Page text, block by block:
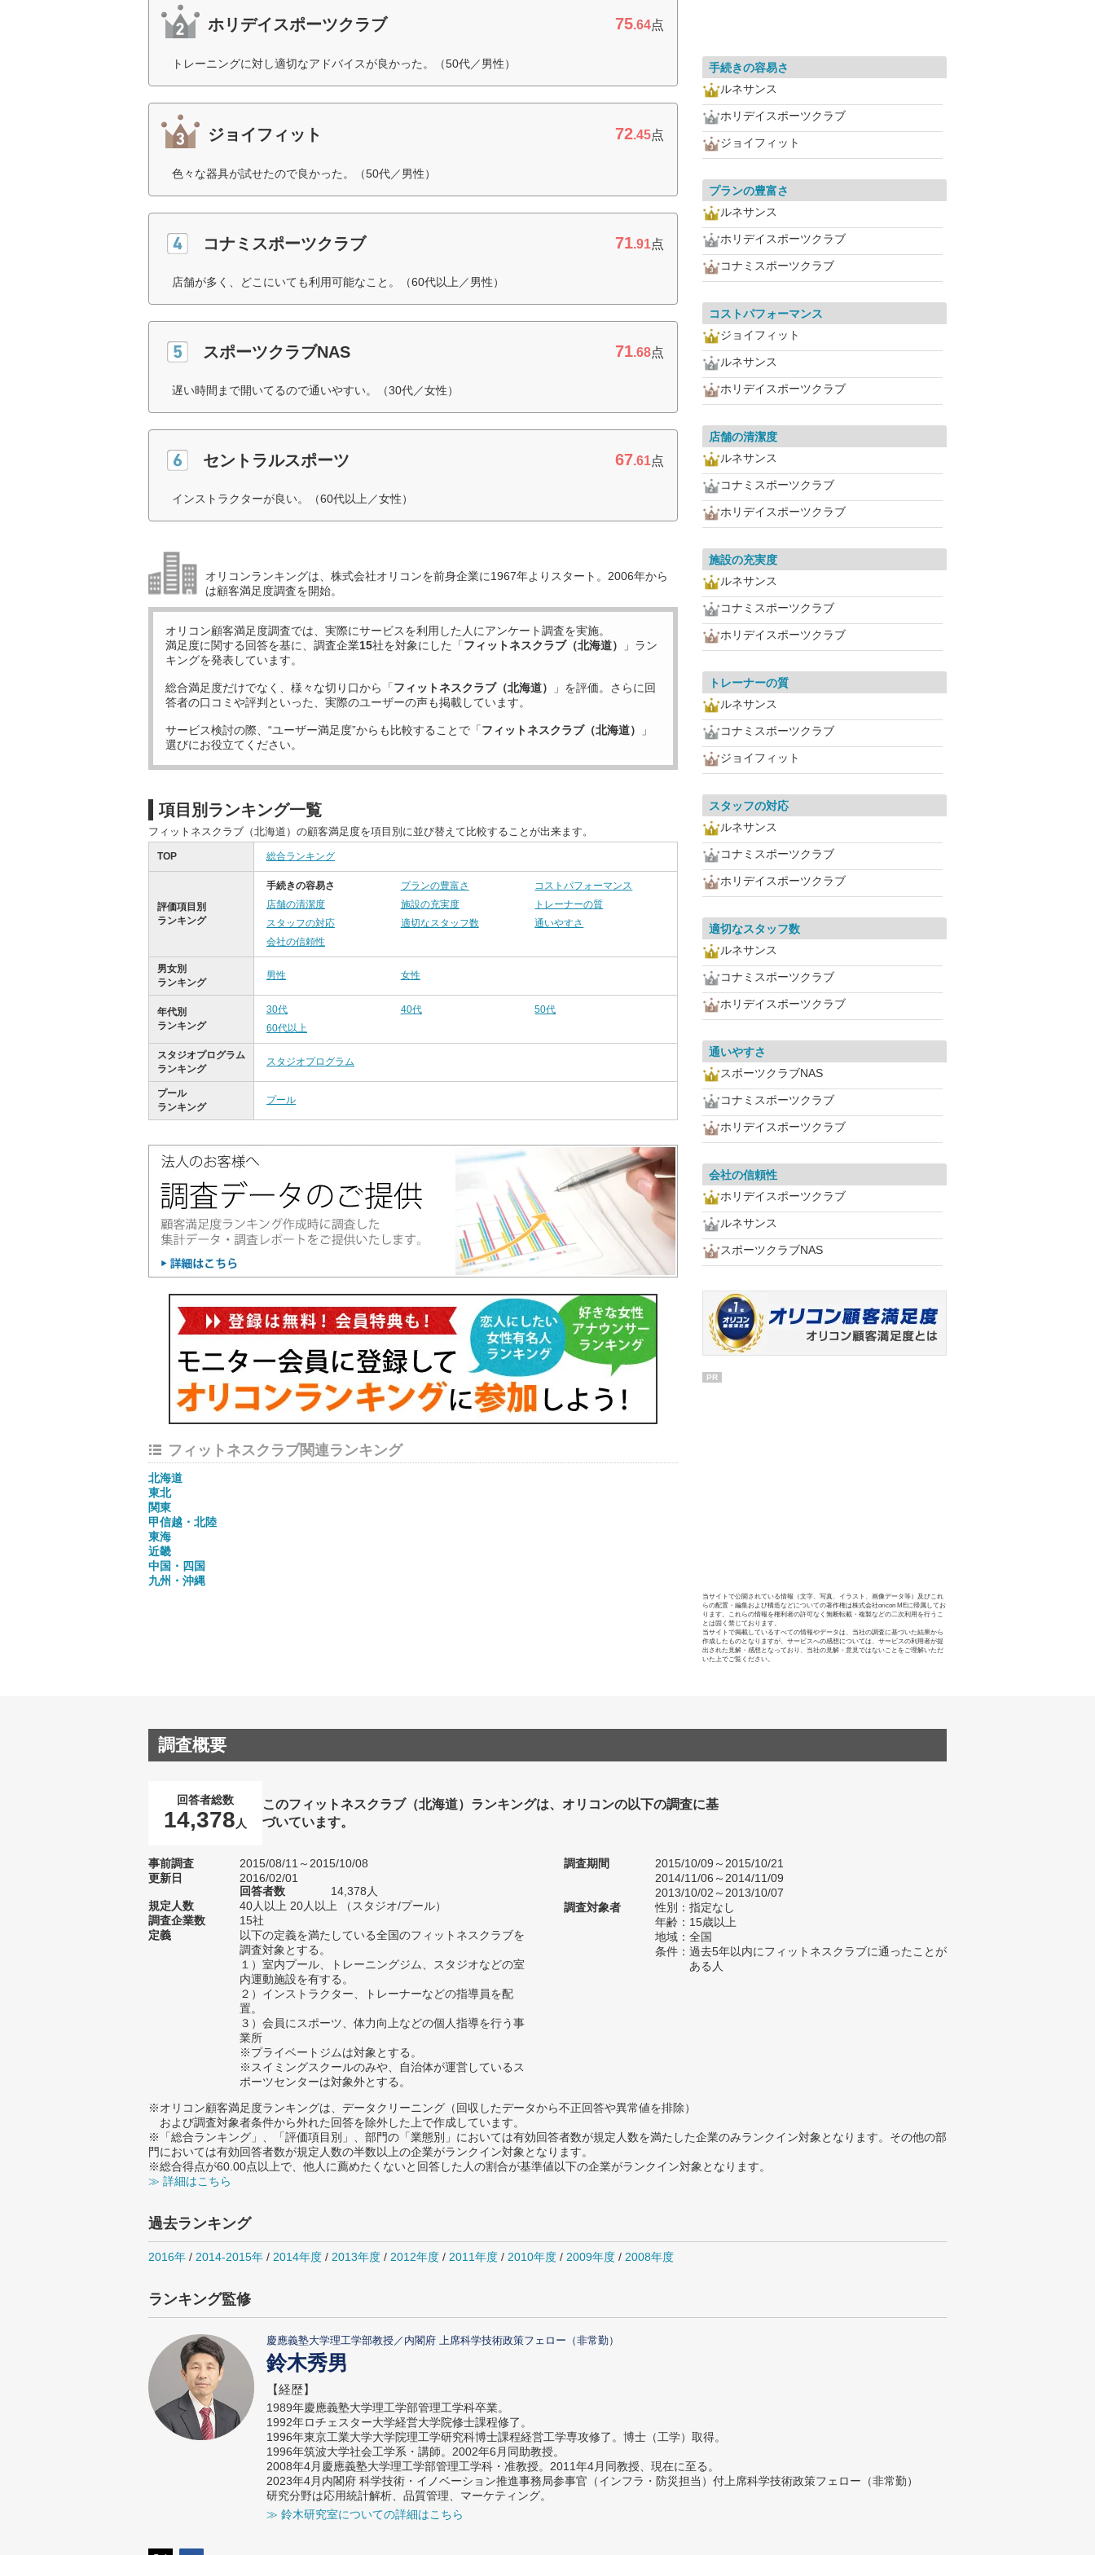
ホリデイスポーツクラブ 75.64点
トレーニングに対し適切なアドバイスが良かった。（50代／男性）
ジョイフィット 72.45点
色々な器具が試せたので良かった。（50代／男性）
コナミスポーツクラブ 71.91点
店舗が多く、どこにいても利用可能なこと。（60代以上／男性）
スポーツクラブNAS 71.68点
遅い時間まで開いてるので通いやすい。（30代／女性）
セントラルスポーツ 67.61点
インストラクターが良い。（60代以上／女性）
オリコンランキングは、株式会社オリコンを前身企業に1967年よりスタート。2006年から
は顧客満足度調査を開始。
オリコン顧客満足度調査では、実際にサービスを利用した 人にアンケート調査を実施。
満足度に関する回答を基に、調査企業15社を対象にした「フィットネスクラブ（北海道）
」ラン
キングを発表しています。
総合満足度だけでなく、様々な切り口から「フィットネスクラブ（北海道）
」を評価。さらに回
答者の口コミや評判といった、実際のユーザーの声も掲載しています。
サービス検討の際、“ユーザー満足度”からも比較することで「フィットネスクラブ（北海道）
」
選びにお役立てください。
項目別ランキング一覧
フィットネスクラブ（北海道）の顧客満足度を項目別に並び替えて比較することが出来ます。
TOP 総合ランキング
評価項目別
ランキング
手続きの容易さ プランの豊富さ
コストパフォーマンス
店舗の清潔度
施設の充実度
トレーナーの質
スタッフの対応
適切なスタッフ数
通いやすさ
会社の信頼性
男女別
ランキング
男性 女性
年代別
ランキング
30代 40代
50代
60代以上
スタジオプログラム
ランキング
スタジオプログラム
プール
ランキング
プール
フィットネスクラブ関連ランキング
北海道
東北
関東
甲信越・北陸
東海
近畿
中国・四国
九州・沖縄
手続きの容易さ
ルネサンス
ホリデイスポーツクラブ
ジョイフィット
プランの豊富さ
ルネサンス
ホリデイスポーツクラブ
コナミスポーツクラブ
コストパフォーマンス
ジョイフィット
ルネサンス
ホリデイスポーツクラブ
店舗の清潔度
ルネサンス
コナミスポーツクラブ
ホリデイスポーツクラブ
施設の充実度
ルネサンス
コナミスポーツクラブ
ホリデイスポーツクラブ
トレーナーの質
ルネサンス
コナミスポーツクラブ
ジョイフィット
スタッフの対応
ルネサンス
コナミスポーツクラブ
ホリデイスポーツクラブ
適切なスタッフ数
ルネサンス
コナミスポーツクラブ
ホリデイスポーツクラブ
通いやすさ
スポーツクラブNAS
コナミスポーツクラブ
ホリデイスポーツクラブ
会社の信頼性
ホリデイスポーツクラブ
ルネサンス
スポーツクラブNAS
PR
当サイトで公開されている情報（文字、写真、イラスト、画像データ等）及びこれ
らの配置・編集および構造などについての著作権は株式会社oricon MEに帰属してお
ります。これらの情報を権利者の許可なく無断転載・複製などの二次利用を行うこ
とは固く禁じております。
当サイトで掲載しているすべての情報やデータは、当社の調査に基づいた結果から
作成したものとなりますが、サービスへの感想については、サービスの利用者が提
出された見解・感想となっており、当社の見解・意見ではないことをご理解いただ
いた上でご覧ください。
調査概要
回答者総数
14,378 人
このフィットネスクラブ（北海道）ランキングは、オリコンの以下の調査に基
づいています。
事前調査
2015/08/11～2015/10/08
更新日
2016/02/01
回答者数
14,378人
規定人数
40人以上 20人以上 （スタジオ/プール）
調査企業数
15社
定義
以下の定義を満たしている全国のフィットネスクラブを
調査対象とする。
１）室内プール、トレーニングジム、スタジオなどの室
内運動施設を有する。
２）インストラクター、トレーナーなどの指導員を配
置。
３）会員にスポーツ、体力向上などの個人指導を行う事
業所
※プライベートジムは対象とする。
※スイミングスクールのみや、自治体が運営しているス
ポーツセンターは対象外とする。
調査期間
2015/10/09～2015/10/21
2014/11/06～2014/11/09
2013/10/02～2013/10/07
調査対象者
性別：指定なし
年齢：15歳以上
地域：全国
条件：過去5年以内にフィットネスクラブに通ったことが
ある人
※オリコン顧客満足度ランキングは、データクリーニング（回収したデータから不正回答や異常値を排除）
および調査対象者条件から外れた回答を除外した上で作成しています。
※「総合ランキング」、「評価項目別」、部門の「業態別」においては有効回答者数が規定人数を満たした企業のみランクイン対象となります。その他の部
門においては有効回答者数が規定人数の半数以上の企業がランクイン対象となります。
※総合得点が60.00点以上で、他人に薦めたくないと回答した人の割合が基準値以下の企業がランクイン対象となります。
≫ 詳細はこちら
過去ランキング
2016年 / 2014-2015年 / 2014年度 / 2013年度 / 2012年度 / 2011年度 / 2010年度 / 2009年度 / 2008年度
ランキング監修
慶應義塾大学理工学部教授／内閣府 上席科学技術政策フェロー（非常勤）
鈴木秀男
【経歴】
1989年慶應義塾大学理工学部管理工学科卒業。
1992年ロチェスター大学経営大学院修士課程修了。
1996年東京工業大学大学院理工学研究科博士課程経営工学専攻修了。博士（工学）取得。
1996年筑波大学社会工学系・講師。2002年6月同助教授。
2008年4月慶應義塾大学理工学部管理工学科・准教授。2011年4月同教授、現在に至る。
2023年4月内閣府 科学技術・イノベーション推進事務局参事官（インフラ・防災担当）付上席科学技術政策フェロー（非常勤）
研究分野は応用統計解析、品質管理、マーケティング。
≫ 鈴木研究室についての詳細はこちら